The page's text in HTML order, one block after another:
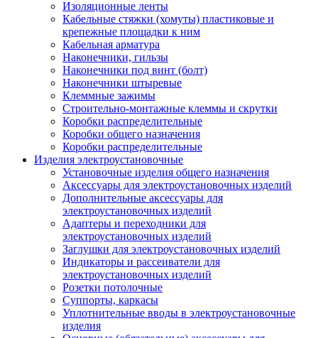
Изоляционные ленты
Кабельные стяжки (хомуты) пластиковые и
крепежные площадки к ним
Кабельная арматура
Наконечники, гильзы
Наконечники под винт (болт)
Наконечники штыревые
Клеммные зажимы
Строительно-монтажные клеммы и скрутки
Коробки распределительные
Коробки общего назначения
Коробки распределительные
Изделия электроустановочные
Установочные изделия общего назначения
Аксессуары для электроустановочных изделий
Дополнительные аксессуары для
электроустановочных изделий
Адаптеры и переходники для
электроустановочных изделий
Заглушки для электроустановочных изделий
Индикаторы и рассеиватели для
электроустановочных изделий
Розетки потолочные
Суппорты, каркасы
Уплотнительные вводы в электроустановочные
изделия